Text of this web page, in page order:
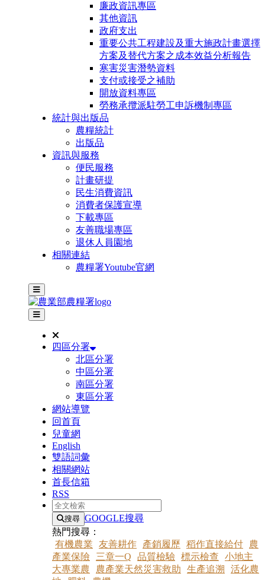
廉政資訊專區
其他資訊
政府支出
重要公共工程建設及重大施政計畫選擇
方案及替代方案之成本效益分析報告
寒害災害潛勢資料
支付或接受之補助
開放資料專區
勞務承攬派駐勞工申訴機制專區
統計與出版品
農糧統計
出版品
資訊與服務
便民服務
計畫研提
民生消費資訊
消費者保護宣導
下載專區
友善職場專區
退休人員園地
相關連結
農糧署Youtube官網
主選單
其他網站選單
四區分署
北區分署
中區分署
南區分署
東區分署
網站導覽
回首頁
兒童網
English
雙語詞彙
相關網站
首長信箱
RSS
全文檢索
搜尋 GOOGLE搜尋
熱門搜尋：
有機農業
友善耕作 產銷履歷 稻作直接給付
農
產業保險
三章一Q 品質檢驗 標示檢查
小地主
大專業農
農產業天然災害救助 生產追溯
活化農